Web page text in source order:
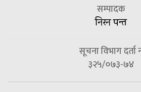
सम्पादक
निरन पन्त
सूचना विभाग दर्ता
३२५/०७३-७४